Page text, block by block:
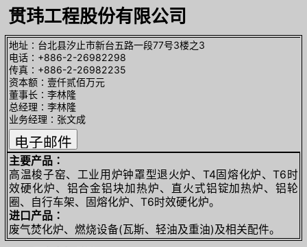
贯玮工程股份有限公司
地址∶台北县汐止市新台五路一段77号3楼之3
电话∶+886-2-26982298
传真∶+886-2-26982235
资本额∶壹仟贰佰万元
董事长∶李林隆
总经理∶李林隆
业务经理∶张文成
主要产品∶
高温梭子窑、工业用炉钟罩型退火炉、T4固熔化炉、T6时
效硬化炉、铝合金铝块加热炉、直火式铝锭加热炉、铝轮
圈、自行车架、固熔化炉、T6时效硬化炉。
进口产品∶
废气焚化炉、燃烧设备(瓦斯、轻油及重油)及相关配件。